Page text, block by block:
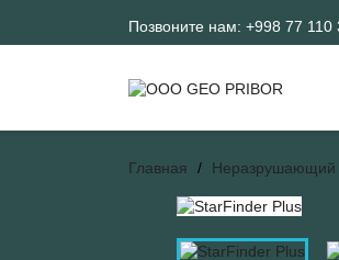
Позвоните нам: +998 77 110
Главная Неразрушающий